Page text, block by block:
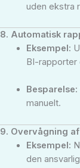
uden ekstra
8. Automatisk
Eksempel:
BI-rapporter
Besparelse:
manuelt.
9. Overvågning
Eksempel:
den